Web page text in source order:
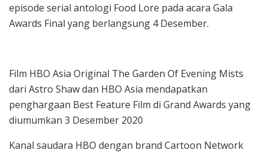
episode serial antologi Food Lore pada acara Gala
Awards Final yang berlangsung 4 Desember.
Film HBO Asia Original The Garden Of Evening Mists
dari Astro Shaw dan HBO Asia mendapatkan
penghargaan Best Feature Film di Grand Awards yang
diumumkan 3 Desember 2020
Kanal saudara HBO dengan brand Cartoon Network